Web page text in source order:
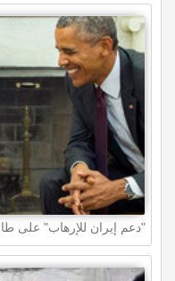
"دعم إيران للإرهاب" على